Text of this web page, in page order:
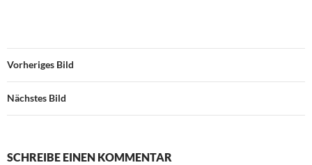
Vorheriges Bild
Nächstes Bild
SCHREIBE EINEN KOMMENTAR